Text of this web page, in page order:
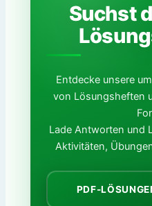
Suchst
Entdecke unsere
von Lösungsheften
Lade Antworten und
Aktivitäten,
PDF-